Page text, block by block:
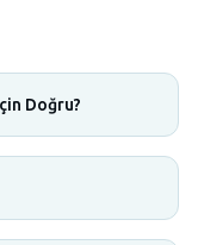
Doğru?